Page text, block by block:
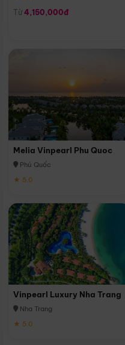
Từ 4,150,000đ
Melia Vinpearl Phu Quoc
Phú Quốc
★ 5.0
Vinpearl Luxury Nha Trang
Nha Trang
★ 5.0